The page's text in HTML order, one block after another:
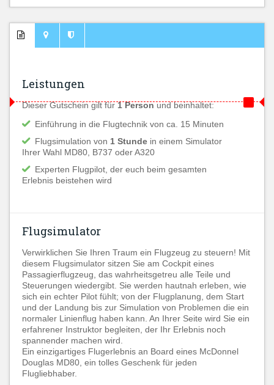
Leistungen
Dieser Gutschein gilt für1 Personund beinhaltet:
Einführung in die Flugtechnik von ca. 15 Minuten
Flugsimulation von 1 Stunde in einem Simulator
Ihrer Wahl MD80, B737 oder A320
Experten Flugpilot, der euch beim gesamten
Erlebnis beistehen wird
Flugsimulator
Verwirklichen Sie Ihren Traum ein Flugzeug zu steuern! Mit
diesem Flugsimulator sitzen Sie am Cockpit eines
Passagierflugzeug, das wahrheitsgetreu alle Teile und
Steuerungen wiedergibt. Sie werden hautnah erleben, wie
sich ein echter Pilot fühlt; von der Flugplanung, dem Start
und der Landung bis zur Simulation von Problemen die ein
normaler Linienflug haben kann. An Ihrer Seite wird Sie ein
erfahrener Instruktor begleiten, der Ihr Erlebnis noch
spannender machen wird.
Ein einzigartiges Flugerlebnis an Board eines McDonnel
Douglas MD80, ein tolles Geschenk für jeden
Flugliebhaber.